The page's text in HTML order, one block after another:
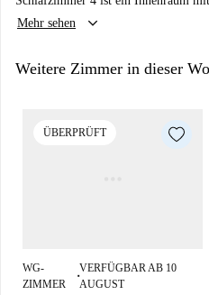
Gallas3 Gastrobar, La Tuttoria und
Mehr sehen
keyboard_arrow_down
Weitere Zimmer in dieser
ÜBERPRÜFT
WG-
ZIMMER
■
VERFÜGBAR AB 10
AUGUST